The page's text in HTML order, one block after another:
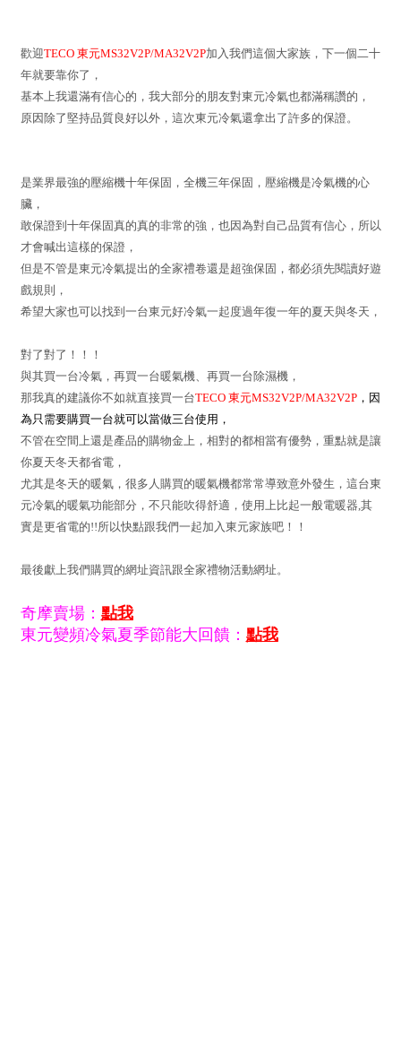
歡迎TECO 東元MS32V2P/MA32V2P加入我們這個大家族，下一個二十
年就要靠你了，
基本上我還滿有信心的，我大部分的朋友對東元冷氣也都滿稱讚的，
原因除了堅持品質良好以外，這次東元冷氣還拿出了許多的保證。
是業界最強的壓縮機十年保固，全機三年保固，壓縮機是冷氣機的心
臟，
敢保證到十年保固真的真的非常的強，也因為對自己品質有信心，所以
才會喊出這樣的保證，
但是不管是東元冷氣提出的全家禮卷還是超強保固，都必須先閱讀好遊
戲規則，
希望大家也可以找到一台東元好冷氣一起度過年復一年的夏天與冬天，
對了對了！！！
與其買一台冷氣，再買一台暖氣機、再買一台除濕機，
那我真的建議你不如就直接買一台TECO 東元MS32V2P/MA32V2P，因
為只需要購買一台就可以當做三台使用，
不管在空間上還是產品的購物金上，相對的都相當有優勢，重點就是讓
你夏天冬天都省電，
尤其是冬天的暖氣，很多人購買的暖氣機都常常導致意外發生，這台東
元冷氣的暖氣功能部分，不只能吹得舒適，使用上比起一般電暖器,其
實是更省電的!!所以快點跟我們一起加入東元家族吧！！
最後獻上我們購買的網址資訊跟全家禮物活動網址。
奇摩賣場： 點我
東元變頻冷氣夏季節能大回饋： 點我